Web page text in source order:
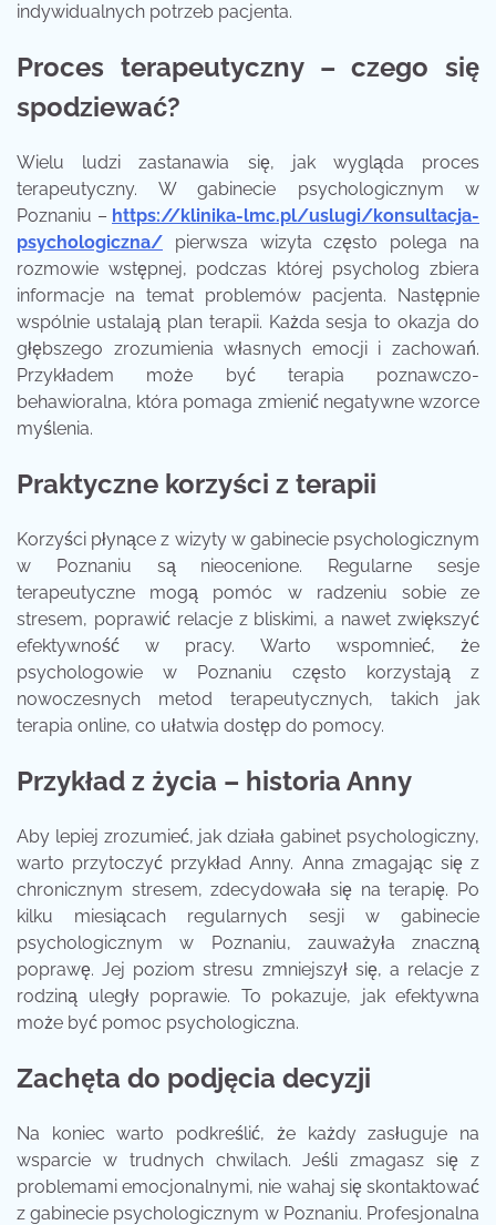
indywidualnych potrzeb pacjenta.
Proces terapeutyczny – czego się
spodziewać?
Wielu ludzi zastanawia się, jak wygląda proces
terapeutyczny. W gabinecie psychologicznym w
Poznaniu – https://klinika-lmc.pl/uslugi/konsultacja-
psychologiczna/
pierwsza wizyta często polega na
rozmowie wstępnej, podczas której psycholog zbiera
informacje na temat problemów pacjenta. Następnie
wspólnie ustalają plan terapii. Każda sesja to okazja do
głębszego zrozumienia własnych emocji i zachowań.
Przykładem może być terapia poznawczo-
behawioralna, która pomaga zmienić negatywne wzorce
myślenia.
Praktyczne korzyści z terapii
Korzyści płynące z wizyty w gabinecie psychologicznym
w Poznaniu są nieocenione. Regularne sesje
terapeutyczne mogą pomóc w radzeniu sobie ze
stresem, poprawić relacje z bliskimi, a nawet zwiększyć
efektywność w pracy. Warto wspomnieć, że
psychologowie w Poznaniu często korzystają z
nowoczesnych metod terapeutycznych, takich jak
terapia online, co ułatwia dostęp do pomocy.
Przykład z życia – historia Anny
Aby lepiej zrozumieć, jak działa gabinet psychologiczny,
warto przytoczyć przykład Anny. Anna zmagając się z
chronicznym stresem, zdecydowała się na terapię. Po
kilku miesiącach regularnych sesji w gabinecie
psychologicznym w Poznaniu, zauważyła znaczną
poprawę. Jej poziom stresu zmniejszył się, a relacje z
rodziną uległy poprawie. To pokazuje, jak efektywna
może być pomoc psychologiczna.
Zachęta do podjęcia decyzji
Na koniec warto podkreślić, że każdy zasługuje na
wsparcie w trudnych chwilach. Jeśli zmagasz się z
problemami emocjonalnymi, nie wahaj się skontaktować
z gabinecie psychologicznym w Poznaniu. Profesjonalna